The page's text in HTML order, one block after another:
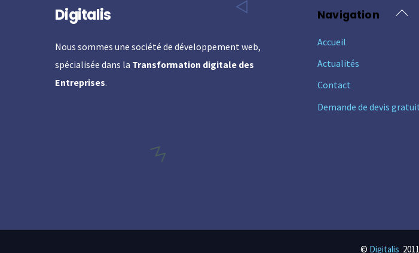
Back
Digitalis
Nous sommes une société de développement web,
spécialisée dans la Transformation digitale des
Entreprises.
Navigation
Accueil
Actualités
Contact
Demande de devis
© Digitalis